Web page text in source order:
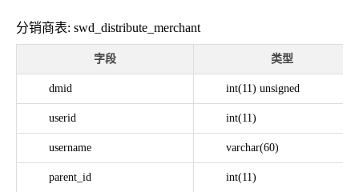
分销商表: swd_distribute_merchant
字段 类型
dmid int(11) unsigned
userid int(11)
username varchar(60)
parent_id int(11)